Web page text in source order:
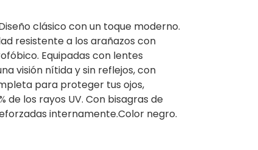
clásico con un toque moderno.
resistente a los arañazos con
Equipadas con lentes
visión nítida y sin reflejos, con
para proteger tus ojos,
de los rayos UV. Con bisagras de
internamente.Color negro.